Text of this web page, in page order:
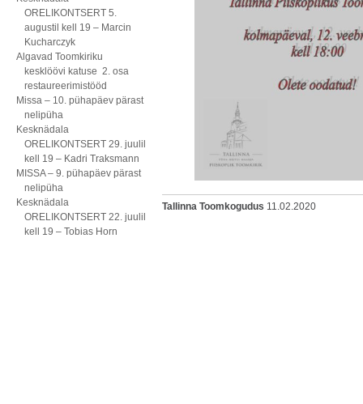
ORELIKONTSERT 5.
augustil kell 19 – Marcin
Kucharczyk
Algavad Toomkiriku
kesklöövi katuse 2. osa
restaureerimistööd
Missa – 10. pühapäev pärast
nelipüha
Kesknädala
ORELIKONTSERT 29. juulil
kell 19 – Kadri Traksmann
MISSA – 9. pühapäev pärast
nelipüha
Kesknädala
ORELIKONTSERT 22. juulil
kell 19 – Tobias Horn
Tallinna Toomkogudus 11.02.2020